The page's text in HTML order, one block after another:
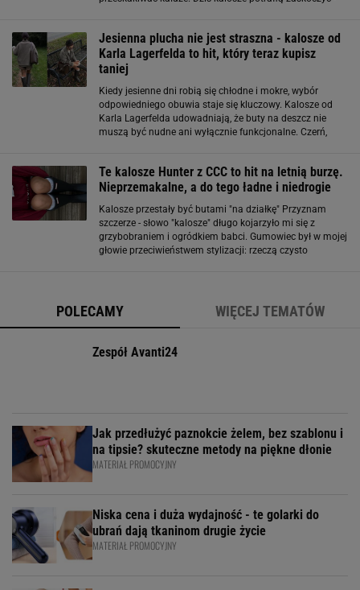
Jesienna plucha nie jest straszna - kalosze od
Karla Lagerfelda to hit, który teraz kupisz
taniej
Kiedy jesienne dni robią się chłodne i mokre, wybór
odpowiedniego obuwia staje się kluczowy. Kalosze od
Karla Lagerfelda udowadniają, że buty na deszcz nie
muszą być nudne ani wyłącznie funkcjonalne. Czerń,
Te kalosze Hunter z CCC to hit na letnią burzę.
Nieprzemakalne, a do tego ładne i niedrogie
Kalosze przestały być butami "na działkę" Przyznam
szczerze - słowo "kalosze" długo kojarzyło mi się z
grzybobraniem i ogródkiem babci. Gumowiec był w mojej
głowie przeciwieństwem stylizacji: rzeczą czysto
POLECAMY WIĘCEJ TEMATÓW
Zespół Avanti24
Jak przedłużyć paznokcie żelem, bez szablonu i
na tipsie? skuteczne metody na piękne dłonie
MATERIAŁ PROMOCYJNY
Niska cena i duża wydajność - te golarki do
ubrań dają tkaninom drugie życie
MATERIAŁ PROMOCYJNY